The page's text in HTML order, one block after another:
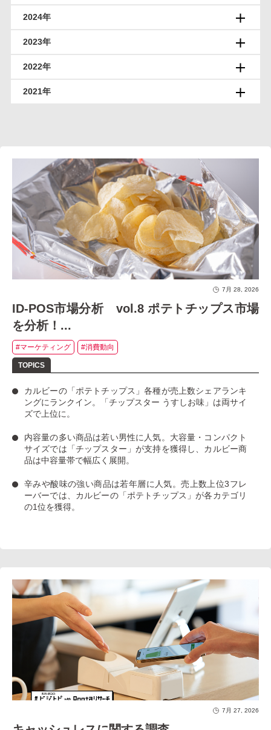
2024年
2023年
2022年
2021年
7月 28, 2026
ID-POS市場分析 vol.8 ポテトチップス市場
を分析！...
#マーケティング #消費動向
カルビーの「ポテトチップス」各種が売上数シェアランキ
ングにランクイン。
「チップスター うすしお味」 は両サイ
ズで上位に。
内容量の多い商品は若い男性に人気。大容量・コンパクト
サイズでは「チップスター」が支持を獲得し、カルビー商
品は中容量帯で幅広く展開。
辛みや酸味の強い商品は若年層に人気。売上数上位3フレ
ーバーでは、カルビーの「ポテトチップス」が各カテゴリ
の1位を獲得。
7月 27, 2026